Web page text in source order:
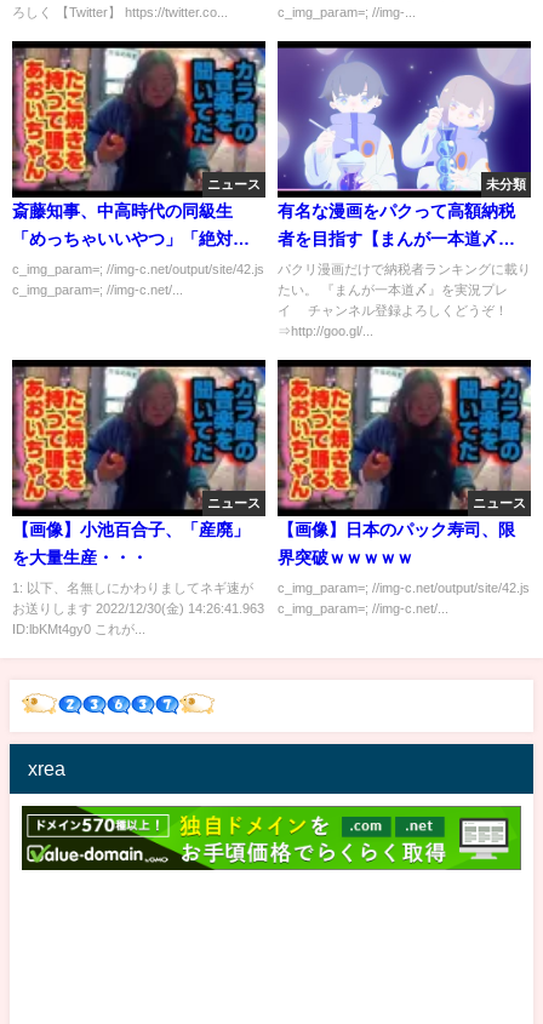
ろしく 【Twitter】 https://twitter.co...
c_img_param=; //img-...
ニュース
斎藤知事、中高時代の同級生
「めっちゃいいやつ」「絶対辞
めるなよ！」「卑怯な奴らに負
けるな！」
c_img_param=; //img-c.net/output/site/42.js
c_img_param=; //img-c.net/...
未分類
有名な漫画をパクって高額納税
者を目指す【まんが一本道〆】
＃1
パクリ漫画だけで納税者ランキングに載り
たい。 『まんが一本道〆』を実況プレ
イ チャンネル登録よろしくどうぞ！
⇒http://goo.gl/...
ニュース
【画像】小池百合子、「産廃」
を大量生産・・・
1: 以下、名無しにかわりましてネギ速が
お送りします 2022/12/30(金) 14:26:41.963
ID:lbKMt4gy0 これが...
ニュース
【画像】日本のパック寿司、限
界突破ｗｗｗｗｗ
c_img_param=; //img-c.net/output/site/42.js
c_img_param=; //img-c.net/...
xrea